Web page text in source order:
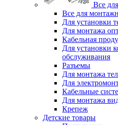
Все
Все для
Для установки
Для монтажа
Кабельная
Для установки
обслуживания
Разъемы
Для монтажа
Для
Кабельные
Для монтажа
Крепеж
Детские товары